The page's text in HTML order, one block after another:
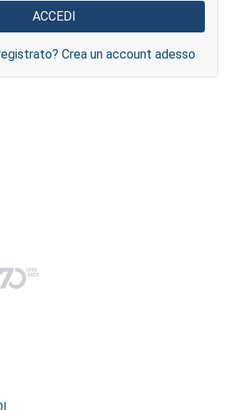
Crea un account adesso